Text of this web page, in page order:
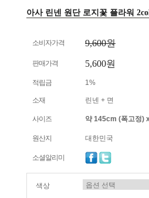
아사 린넨 원단 로지꽃 플라워
소비자가격 9,600원
판매가격 5,600원
적립금 1%
소재 린넨 + 면
사이즈 약 145cm (폭고정)
원산지 대한민국
소셜알리미
색상